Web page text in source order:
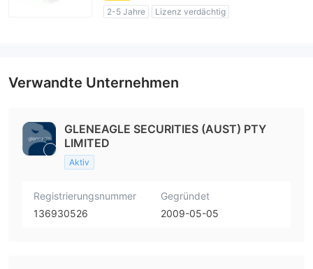
2-5 Jahre
Lizenz verdächtig
Verwandte Unternehmen
GLENEAGLE SECURITIES (AUST) PTY
LIMITED
Aktiv
Registrierungsnummer
136930526
Gegründet
2009-05-05